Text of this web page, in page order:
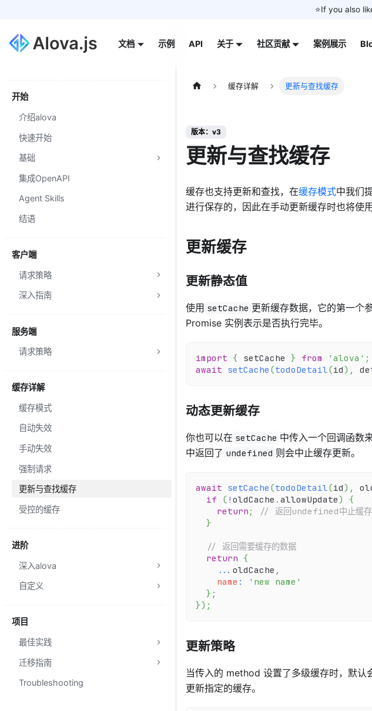
⭐️If you also
文档 示例 API 关于 社区贡献 案例展示
开始
介绍alova
快速开始
基础
集成OpenAPI
Agent Skills
结语
客户端
请求策略
深入指南
服务端
请求策略
缓存详解
缓存模式
自动失效
手动失效
强制请求
更新与查找缓存
受控的缓存
进阶
深入alova
自定义
项目
最佳实践
迁移指南
Troubleshooting
缓存详解 更新与查找缓存
版本：v3
更新与查找缓存
缓存也支持更新和查找，在缓存模式中我们
进行保存的，因此在手动更新缓存时也将使
更新缓存
更新静态值
使用 setCache 更新缓存数据，它的第一个
Promise 实例表示是否执行完毕。
import { setCache } from 'alova' ;
await setCache (todoDetail(id) ,
动态更新缓存
你也可以在 setCache 中传入一个回调函数
中返回了 undefined 则会中止缓存更新。
await setCache (todoDetail(id) ,
if
( ! oldCache . allowUpdate)
{
return ;
// 返回undefined中止缓存
}
// 返回需要缓存的数据
return {
... oldCache ,
name :
'new name'
} ;
}) ;
更新策略
当传入的 method 设置了多级缓存时，默认
更新指定的缓存。